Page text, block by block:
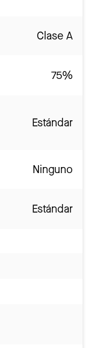
Clase A
75%
Estándar
Ninguno
Estándar